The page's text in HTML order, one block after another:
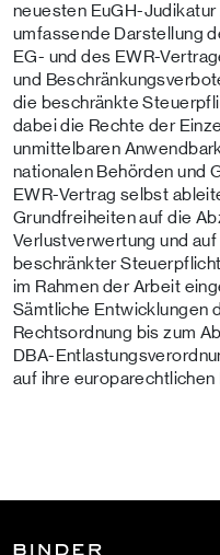
neuesten EuGH-
umfassende Darstellung
EG- und des EWR-
und
die beschränkte
dabei die Rechte der
unmittelbaren
nationalen Behörden und
EWR-Vertrag selbst
Grundfreiheiten auf die
Verlustverwertung und
beschränkter
im Rahmen der Arbeit
Sämtliche Entwicklungen
Rechtsordnung bis zum
DBA-
auf ihre